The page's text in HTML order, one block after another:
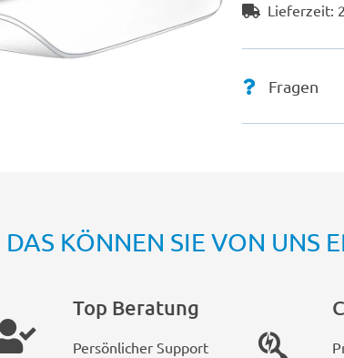
Lieferzeit:
Fragen
DAS KÖNNEN SIE VON UNS
Top Beratung
Persönlicher Support